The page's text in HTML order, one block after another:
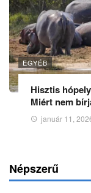
EGYÉB
Hisztis
Miért nem
január 11,
Népszerű